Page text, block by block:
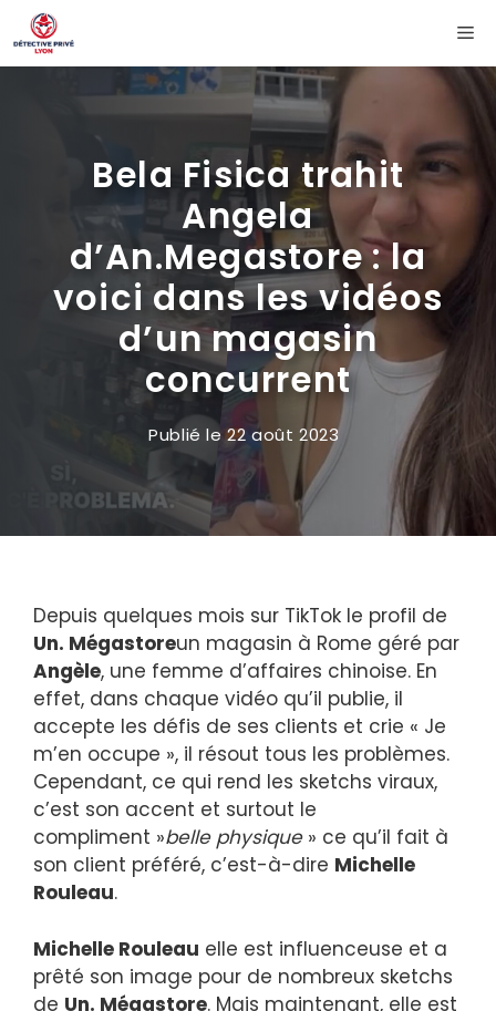
Aller
au
contenu
Bela Fisica trahit
Angela
d’An.Megastore : la
voici dans les vidéos
d’un magasin
concurrent
Publié le22 août 2023
Depuis quelques mois sur TikTok le profil de
Un. Mégastoreun magasin à Rome géré par
Angèle, une femme d’affaires chinoise. En
effet, dans chaque vidéo qu’il publie, il
accepte les défis de ses clients et crie « Je
m’en occupe », il résout tous les problèmes.
Cependant, ce qui rend les sketchs viraux,
c’est son accent et surtout le
compliment »belle physique» ce qu’il fait à
son client préféré, c’est-à-dire Michelle
Rouleau.
Michelle Rouleau elle est influenceuse et a
prêté son image pour de nombreux sketchs
de Un. Mégastore. Mais maintenant, elle est